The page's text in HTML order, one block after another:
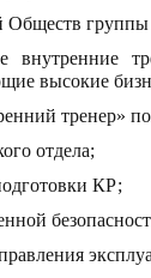
группы
высокие
тренер»
отдела;
КР;